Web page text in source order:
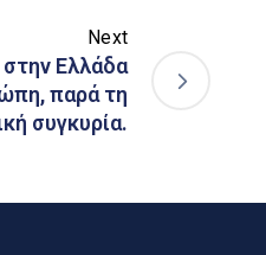
Next
Ελλάδα
παρά τη
συγκυρία.